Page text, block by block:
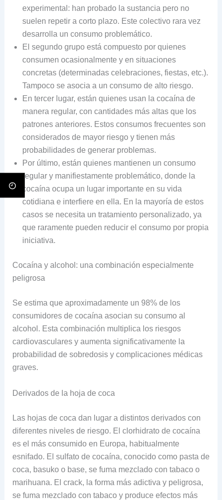
experimental: han probado la sustancia pero no
suelen repetir a corto plazo. Este colectivo rara vez
desarrolla un consumo problemático.
El segundo grupo está compuesto por quienes
consumen ocasionalmente y en situaciones
concretas (determinadas celebraciones, fiestas, etc.).
Tampoco se asocia a un consumo de alto riesgo.
En tercer lugar, están quienes usan la cocaína de
manera regular, con cantidades más altas que los
patrones anteriores. Estos consumos frecuentes son
considerados de mayor riesgo y tienen más
probabilidades de generar problemas.
Por último, están quienes mantienen un consumo
regular y manifiestamente problemático, donde la
cocaína ocupa un lugar importante en su vida
cotidiana e interfiere en ella. En la mayoría de estos
casos se necesita un tratamiento personalizado, ya
que raramente pueden reducir el consumo por propia
iniciativa.
Cocaína y alcohol: una combinación especialmente
peligrosa
Se estima que aproximadamente un 98% de los
consumidores de cocaína asocian su consumo al
alcohol. Esta combinación multiplica los riesgos
cardiovasculares y aumenta significativamente la
probabilidad de sobredosis y complicaciones médicas
graves.
Derivados de la hoja de coca
Las hojas de coca dan lugar a distintos derivados con
diferentes niveles de riesgo. El clorhidrato de cocaína
es el más consumido en Europa, habitualmente
esnifado. El sulfato de cocaína, conocido como pasta de
coca, basuko o base, se fuma mezclado con tabaco o
marihuana. El crack, la forma más adictiva y peligrosa,
se fuma mezclado con tabaco y produce efectos más